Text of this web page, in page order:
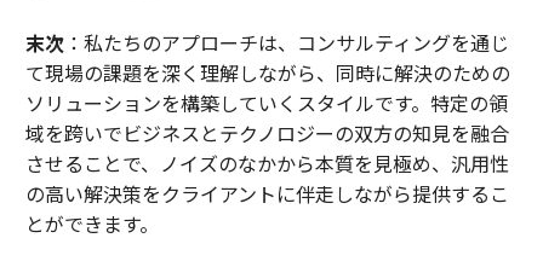
末次：私たちのアプローチは、コンサルティングを通じ
て現場の課題を深く理解しながら、同時に解決のための
ソリューションを構築していくスタイルです。特定の領
域を跨いでビジネスとテクノロジーの双方の知見を融合
させることで、ノイズのなかから本質を見極め、汎用性
の高い解決策をクライアントに伴走しながら提供するこ
とができます。